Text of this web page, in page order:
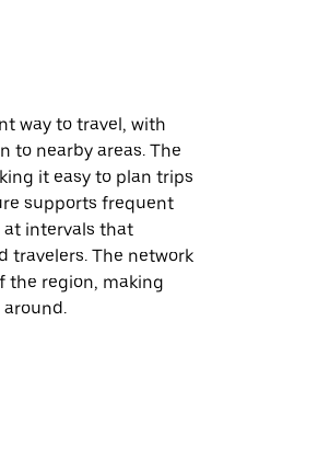
way to travel, with
to nearby areas. The
it easy to plan trips
supports frequent
intervals that
travelers. The network
the region, making